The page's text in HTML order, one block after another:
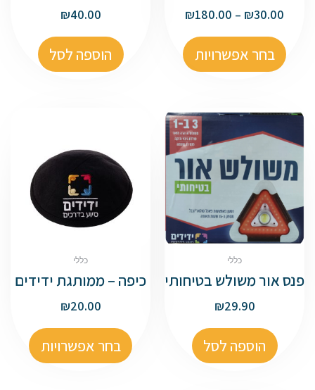
₪30.00
–
₪180.00
בחר אפשרויות
₪40.00
הוספה לסל
כללי
פנס אור משולש בטיחותי
₪29.90
הוספה לסל
כללי
כיפה – ממותגת ידידים
₪20.00
בחר אפשרויות